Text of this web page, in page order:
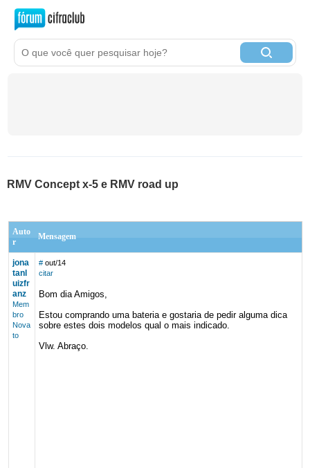
RMV Concept x-5 e RMV road up
Auto
r
Mensagem
jona
tanl
uizfr
anz
Mem
bro
Nova
to
# out/14
citar
Bom dia Amigos,
Estou comprando uma bateria e gostaria de pedir alguma dica
sobre estes dois modelos qual o mais indicado.
Vlw. Abraço.